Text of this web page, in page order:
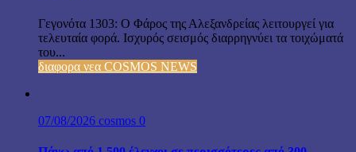
Γεγονότα 1303: Ο Φάρος της Αλεξανδρείας λειτουργεί για
τελευταία φορά. Ισχυρός σεισμός διαρρηγνύει τα τοιχώματά
του...
διαφορα νεα COSMOS NEWS
07/08/2026 cosmos 0